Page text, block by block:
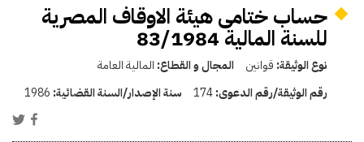
حساب ختامى هيئة الاوقاف المصرية
للسنة المالية 83/1984
نوع الوثيقة: قوانين المجال و القطاع: المالية العامة
رقم الوثيقة/رقم الدعوى:174 سنة الإصدار/السنة القضائية: 1986